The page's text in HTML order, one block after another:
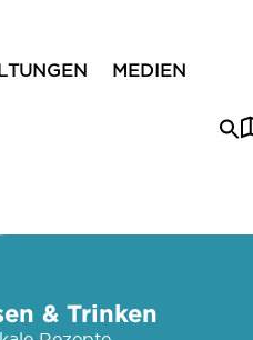
MEDIEN
& Trinken